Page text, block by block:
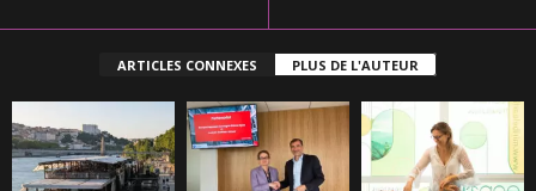
ARTICLES CONNEXES PLUS DE L'AUTEUR